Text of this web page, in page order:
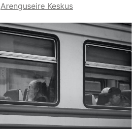
Arenguseire Keskus